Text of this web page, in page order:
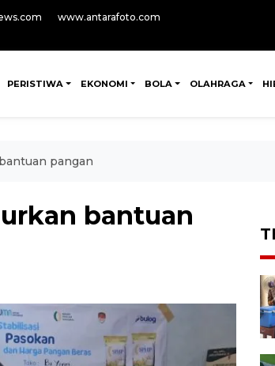
www.antarafoto.com
PERISTIWA EKONOMI BOLA OLAHRAGA
pangan
bantuan